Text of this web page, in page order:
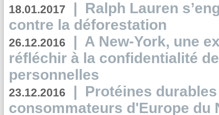
18.01.2017 | Ralph Lauren
contre la déforestation
26.12.2016 | A New-York, une
réfléchir à la confidentialité
personnelles
23.12.2016 | Protéines
consommateurs d'Europe du